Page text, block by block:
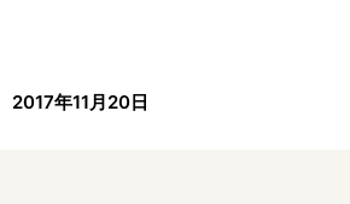
2017年11月20日